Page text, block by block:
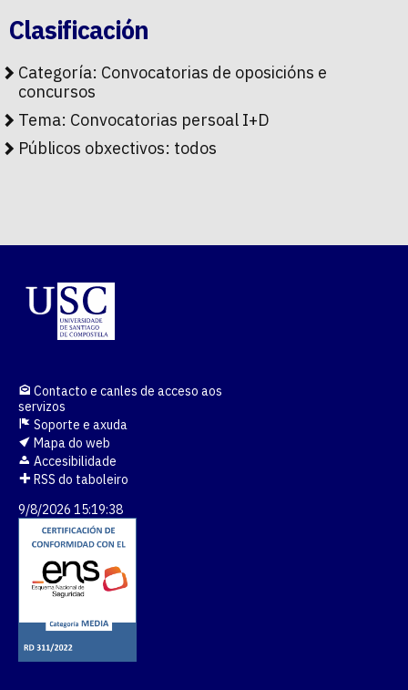
Clasificación
Categoría: Convocatorias de oposicións e
concursos
Tema: Convocatorias persoal I+D
Públicos obxectivos: todos
Contacto e canles de acceso aos
servizos
Soporte e axuda
Mapa do web
Accesibilidade
RSS do taboleiro
9/8/2026 15:19:39